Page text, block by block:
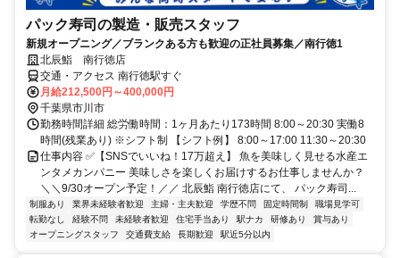
パック寿司の製造・販売スタッフ
新規オープニング／ブランクある方も歓迎の正社員募集／南行徳1
北辰鮨 南行徳店
交通・アクセス 南行徳駅すぐ
月給212,500円～400,000円
千葉県市川市
勤務時間詳細 総労働時間：1ヶ月あたり173時間 8:00～20:30 実働8
時間(残業あり) ※シフト制 【シフト例】 8:00～17:00 11:30～20:30
仕事内容 ✅【SNSでいいね！17万超え】 魚を美味しく見せる水産エ
ンタメカンパニー 美味しさを楽しくお届けするお仕事しませんか？
＼＼9/30オープン予定！／／ 北辰鮨 南行徳店にて、 パック寿司...
制服あり 業界未経験者歓迎 主婦・主夫歓迎 学歴不問 固定時間制
職場見学可
転勤なし
経験不問 未経験者歓迎 住宅手当あり 駅ナカ 研修あり
賞与あり
オープニングスタッフ
交通費支給 長期歓迎 駅近5分以内